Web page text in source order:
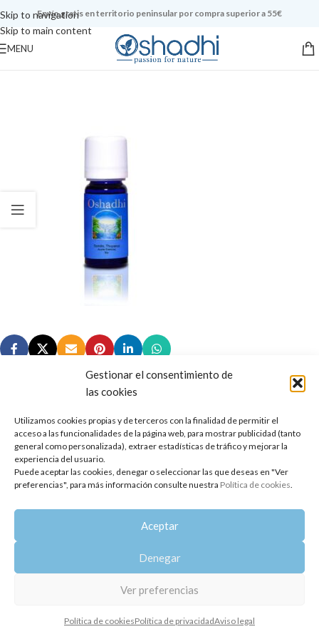
Gestionar el consentimiento de
las cookies
Utilizamos cookies propias y de terceros con la finalidad de permitir el
acceso a las funcionalidades de la página web, para mostrar publicidad (tanto
general como personalizada), extraer estadísticas de tráfico y mejorar la
experiencia del usuario.
Puede aceptar las cookies, denegar o seleccionar las que deseas en "Ver
preferencias", para más información consulte nuestra Política de cookies.
Aceptar
Denegar
Ver preferencias
Política de cookiesPolítica de privacidadAviso legal
Skip to navigation
Skip to main content
Envío gratis en territorio peninsular por compra superior a 55€
MENU
Copyright 2014-2025 Oshadhi España
Todos los derechos reservados.
Política de privacidad | Aviso legal | Política de cookies